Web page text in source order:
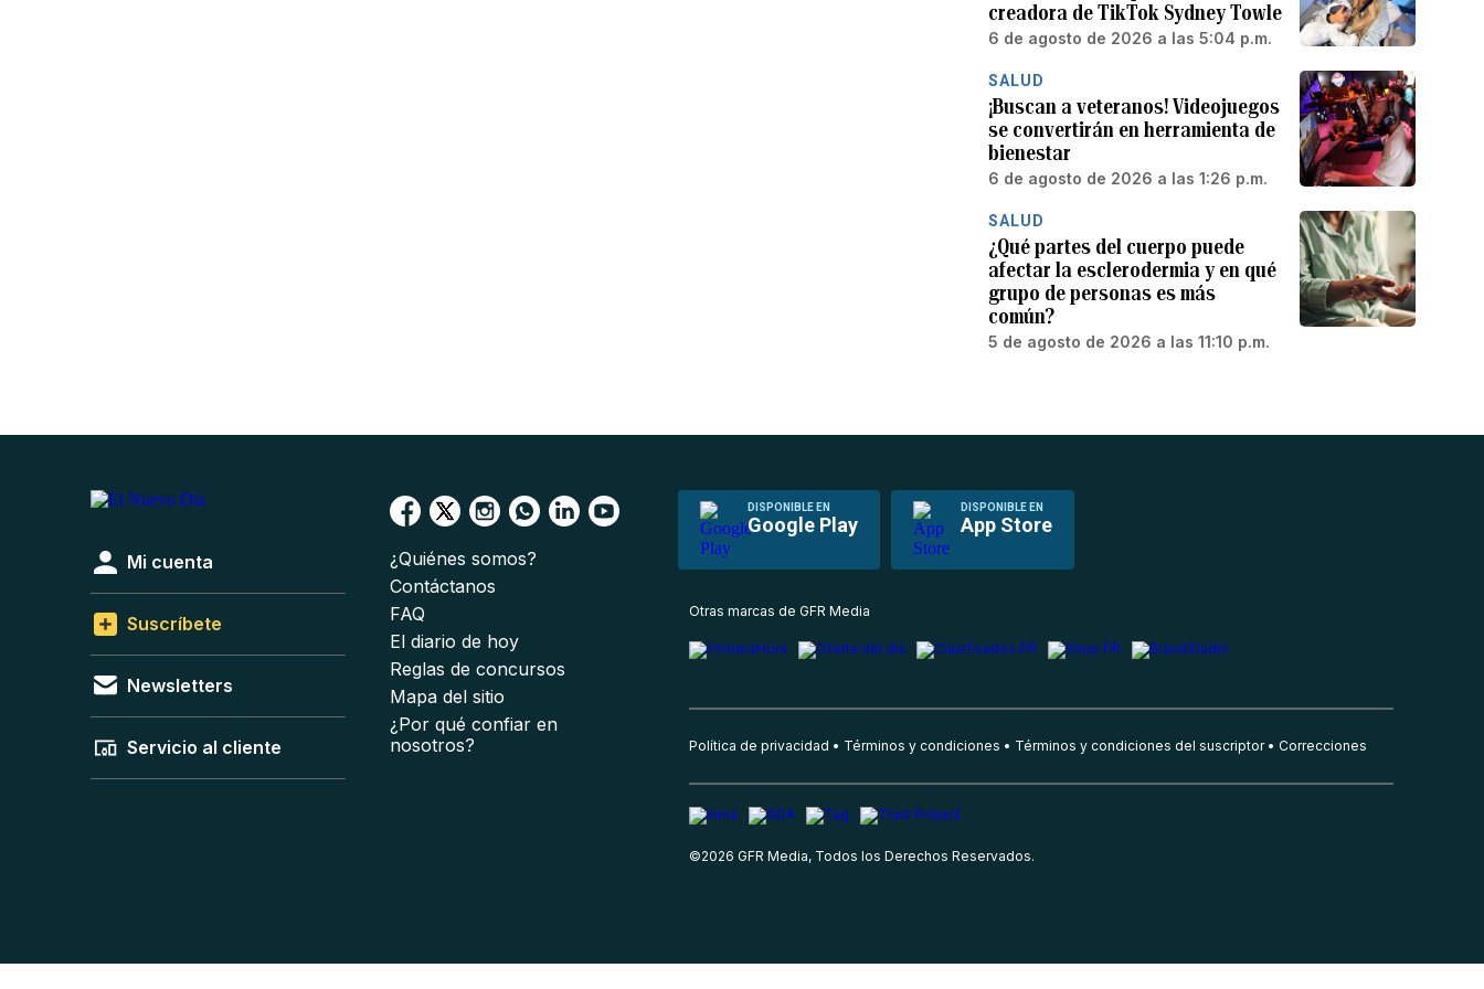
creadora de TikTok Sydney Towle
6 de agosto de 2026 a las 5:04 p.m.
SALUD
¡Buscan a veteranos! Videojuegos
se convertirán en herramienta de
bienestar
6 de agosto de 2026 a las 1:26 p.m.
SALUD
¿Qué partes del cuerpo puede
afectar la esclerodermia y en qué
grupo de personas es más
común?
5 de agosto de 2026 a las 11:10 p.m.
DISPONIBLE EN
Google Play
DISPONIBLE EN
App Store
Mi cuenta
Suscríbete
Newsletters
Servicio al cliente
¿Quiénes somos?
Contáctanos
FAQ
El diario de hoy
Reglas de concursos
Mapa del sitio
¿Por qué confiar en
nosotros?
Otras marcas de GFR Media
Política de privacidad Términos y condiciones Términos y condiciones del suscriptor Correcciones
©2026 GFR Media, Todos los Derechos Reservados.